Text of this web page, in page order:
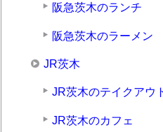
阪急茨木のランチ
阪急茨木のラーメン
JR茨木
JR茨木のテイクアウ
JR茨木のカフェ